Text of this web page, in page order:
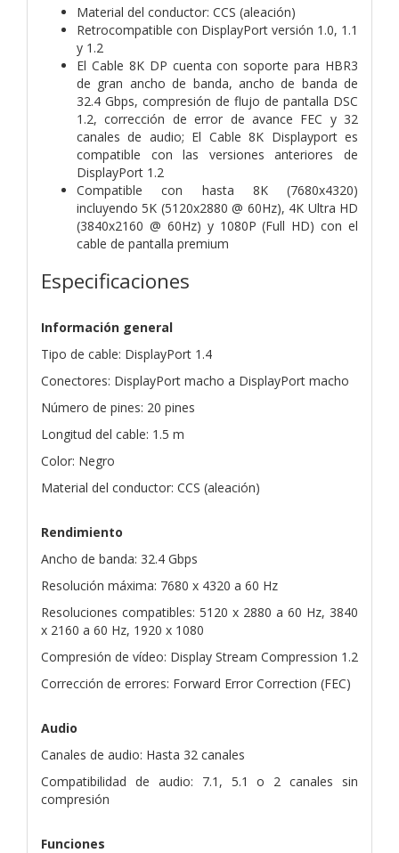
Material del conductor: CCS (aleación)
Retrocompatible con DisplayPort versión 1.0, 1.1
y 1.2
El Cable 8K DP cuenta con soporte para HBR3
de gran ancho de banda, ancho de banda de
32.4 Gbps, compresión de flujo de pantalla DSC
1.2, corrección de error de avance FEC y 32
canales de audio; El Cable 8K Displayport es
compatible con las versiones anteriores de
DisplayPort 1.2
Compatible con hasta 8K (7680x4320)
incluyendo 5K (5120x2880 @ 60Hz), 4K Ultra HD
(3840x2160 @ 60Hz) y 1080P (Full HD) con el
cable de pantalla premium
Especificaciones
Información general
Tipo de cable: DisplayPort 1.4
Conectores: DisplayPort macho a DisplayPort macho
Número de pines: 20 pines
Longitud del cable: 1.5 m
Color: Negro
Material del conductor: CCS (aleación)
Rendimiento
Ancho de banda: 32.4 Gbps
Resolución máxima: 7680 x 4320 a 60 Hz
Resoluciones compatibles: 5120 x 2880 a 60 Hz, 3840
x 2160 a 60 Hz, 1920 x 1080
Compresión de vídeo: Display Stream Compression 1.2
Corrección de errores: Forward Error Correction (FEC)
Audio
Canales de audio: Hasta 32 canales
Compatibilidad de audio: 7.1, 5.1 o 2 canales sin
compresión
Funciones